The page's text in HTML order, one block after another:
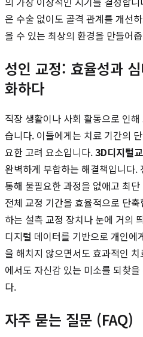
은 수술 없이도 골격 관계를 개선
을 수 있는 최상의 환경을 만들어
성인 교정: 효율성과
화하다
직장 생활이나 사회 활동으로 인
습니다. 이들에게는 치료 기간의
요한 고려 요소입니다.3D디지털
완벽하게 부합하는 해결책입니다.
통해 불필요한 과정을 없애고 최
전체 교정 기간을 효율적으로 단
하는 설측 교정 장치나 눈에 거의
디지털 데이터를 기반으로 개인에
을 해치지 않으면서도 효과적인
에서도 자신감 있는 미소를 되찾
다.
자주 묻는 질문 (FAQ)